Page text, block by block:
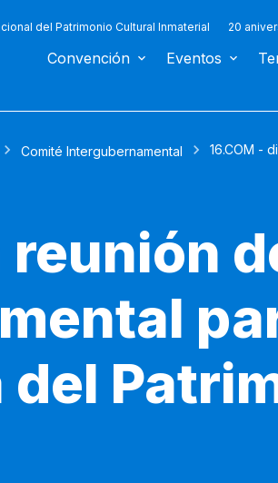
del Patrimonio Cultural Inmaterial 20
Convención Eventos
Comité Intergubernamental 16.COM -